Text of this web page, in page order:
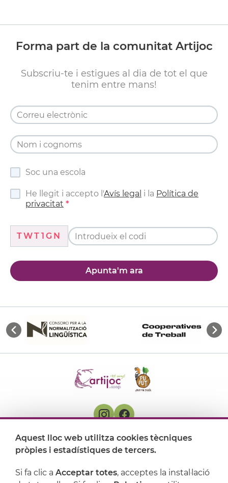
Forma part de la comunitat Artijoc
Subscriu-te i estigues al dia de tot el que
tenim entre mans!
Soc una escola
He llegit i accepto l'Avís legal i la Política de
privacitat
TWT1GN
Apunta'm ara
On ens trobem
Aquest lloc web utilitza cookies tècniques
pròpies i estadístiques de tercers.
Si fa clic a Acceptar totes, acceptes la instal·lació